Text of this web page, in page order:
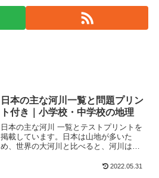
日本の主な河川一覧と問題プリン
ト付き｜小学校・中学校の地理
日本の主な河川 一覧とテストプリントを
掲載しています。日本は山地が多いた
め、世界の大河川と比べると、河川は短
です。季節による水量の変化が大きく、
2022.05.31